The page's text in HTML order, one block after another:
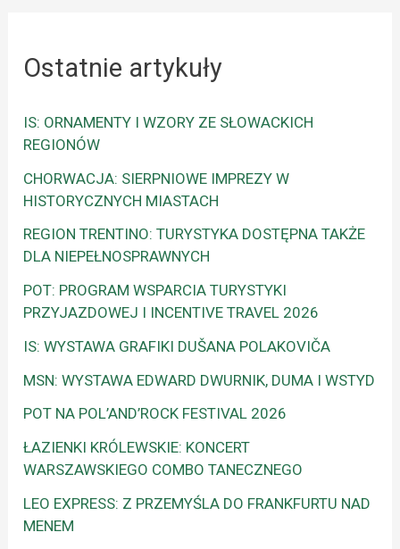
Ostatnie artykuły
IS: ORNAMENTY I WZORY ZE SŁOWACKICH
REGIONÓW
CHORWACJA: SIERPNIOWE IMPREZY W
HISTORYCZNYCH MIASTACH
REGION TRENTINO: TURYSTYKA DOSTĘPNA TAKŻE
DLA NIEPEŁNOSPRAWNYCH
POT: PROGRAM WSPARCIA TURYSTYKI
PRZYJAZDOWEJ I INCENTIVE TRAVEL 2026
IS: WYSTAWA GRAFIKI DUŠANA POLAKOVIČA
MSN: WYSTAWA EDWARD DWURNIK, DUMA I WSTYD
POT NA POL’AND’ROCK FESTIVAL 2026
ŁAZIENKI KRÓLEWSKIE: KONCERT
WARSZAWSKIEGO COMBO TANECZNEGO
LEO EXPRESS: Z PRZEMYŚLA DO FRANKFURTU NAD
MENEM